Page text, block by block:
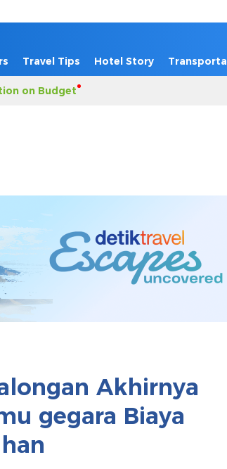
Travel Tips Hotel Story
on Budget
Akhirnya
gegara Biaya